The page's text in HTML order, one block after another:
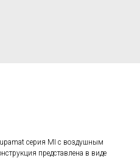
серия MI с воздушным
представлена в виде